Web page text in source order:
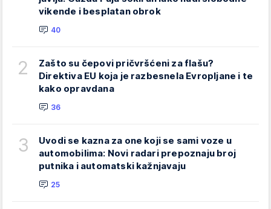
vikende i besplatan obrok
40
2
Zašto su čepovi pričvršćeni za flašu?
Direktiva EU koja je razbesnela Evropljane i te
kako opravdana
36
3
Uvodi se kazna za one koji se sami voze u
automobilima: Novi radari prepoznaju broj
putnika i automatski kažnjavaju
25